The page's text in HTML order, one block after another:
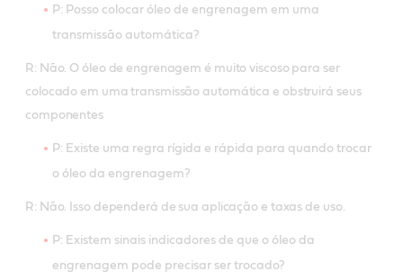
P: Posso colocar óleo de engrenagem em uma
transmissão automática?
R: Não. O óleo de engrenagem é muito viscoso para ser
colocado em uma transmissão automática e obstruirá seus
componentes
P: Existe uma regra rígida e rápida para quando trocar
o óleo da engrenagem?
R: Não. Isso dependerá de sua aplicação e taxas de uso.
P: Existem sinais indicadores de que o óleo da
engrenagem pode precisar ser trocado?